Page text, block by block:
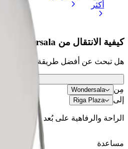
أكثر
كيفية الانتقال من Wondersala إلى Riga Plaza
هل تبحث عن أفضل طريقة للانتقال من Wondersala إلى Riga Plaza؟ اطّلع على خدماتنا واختر الأنسب لمشوارك.
مِن Wondersala
إلى Riga Plaza
الراحة والرفاهية على بُعد نقرات فقط!
مساعدة